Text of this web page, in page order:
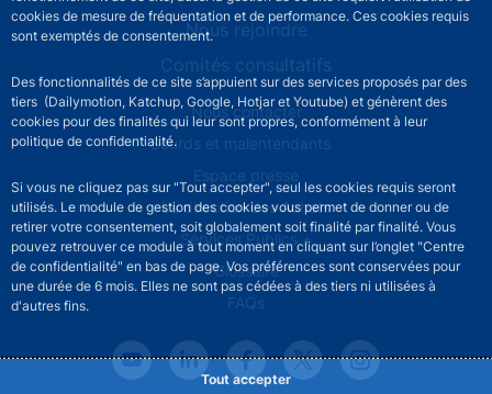
cookies de mesure de fréquentation et de performance. Ces cookies requis
sont exemptés de consentement.
Des fonctionnalités de ce site s’appuient sur des services proposés par des
tiers (Dailymotion, Katchup, Google, Hotjar et Youtube) et génèrent des
cookies pour des finalités qui leur sont propres, conformément à leur
politique de confidentialité.
Si vous ne cliquez pas sur "Tout accepter", seul les cookies requis seront
utilisés. Le module de gestion des cookies vous permet de donner ou de
retirer votre consentement, soit globalement soit finalité par finalité. Vous
pouvez retrouver ce module à tout moment en cliquant sur l’onglet "Centre
de confidentialité" en bas de page. Vos préférences sont conservées pour
une durée de 6 mois. Elles ne sont pas cédées à des tiers ni utilisées à
d'autres fins.
Tout accepter
Nous rejoindre
Comités consultatifs
Footer secondary menuNous contacter
Sourds et malentendants
Espace presse
La direction des Achats
Services Publics +
Glossaire
FAQs